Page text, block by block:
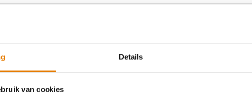
Details
van cookies
elektrische auto meestal ruim snel genoeg op voor dagelijks gebruik. Een